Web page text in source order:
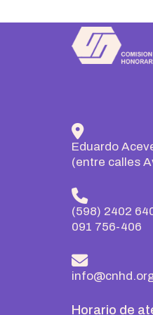
Eduardo
(entre calles
(598) 2402
091 756-406
Horario de